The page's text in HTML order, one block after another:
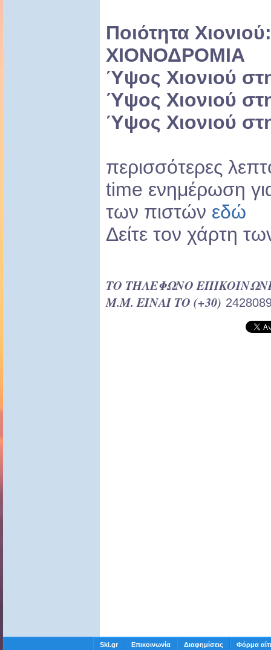
Ποιότητα
ΧΙΟΝΟΔΡΟΜΙΑ
Ύψος Χιονιού
Ύψος Χιονιού
Ύψος Χιονιού
περισσότερες
time ενημέρωση
των πιστών εδώ
Δείτε τον χάρτη
ΤΟ ΤΗΛΕΦΩΝΟ
Μ.Μ. ΕΙΝΑΙ ΤΟ (+30)
Ski.gr Επικοινωνία Διαφημίσεις Φόρμα